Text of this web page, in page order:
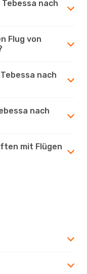
nach
Flug von
nach
nach
mit Flügen